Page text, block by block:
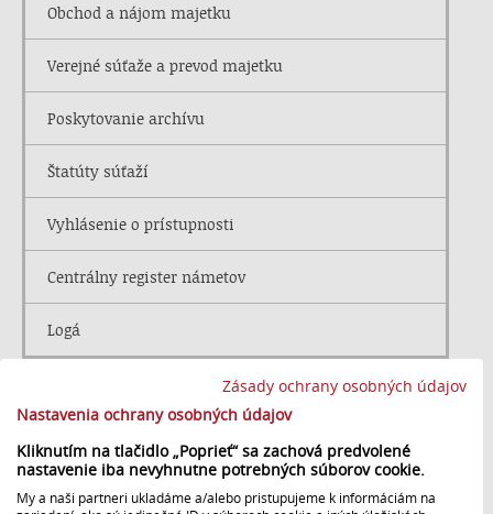
Zásady ochrany osobných údajov
Nastavenia ochrany osobných údajov
Kliknutím na tlačidlo „Poprieť“ sa zachová predvolené
nastavenie iba nevyhnutne potrebných súborov cookie.
My a naši partneri ukladáme a/alebo pristupujeme k informáciám na
Obchod a nájom majetku
Verejné súťaže a prevod majetku
Poskytovanie archívu
Štatúty súťaží
Vyhlásenie o prístupnosti
Centrálny register námetov
Logá
Poznáme meno víťazky piatej série
najsledovanejšej šou STVR Pečie celé